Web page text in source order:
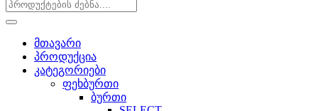
მთავარი
პროდუქცია
კატეგორიები
ფეხბურთი
ბურთი